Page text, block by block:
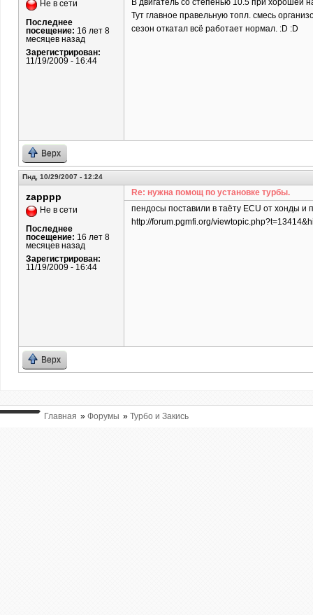
Не в сети
Последнее
посещение: 16 лет 8
месяцев назад
Зарегистрирован:
11/19/2009 - 16:44
В двигатель со степенью 10.5 при хорошей
Тут главное правельную топл. смесь
сезон откатал всё работает нормал. :D :D
Верх
Пнд, 10/29/2007 - 12:24
zapppp
Не в сети
Последнее
посещение: 16 лет 8
месяцев назад
Зарегистрирован:
11/19/2009 - 16:44
Re: нужна помощ по установке турбы.
пендосы поставили в таёту ECU от хонды и
http://forum.pgmfi.org/
Верх
Главная » Форумы » Турбо и Закись